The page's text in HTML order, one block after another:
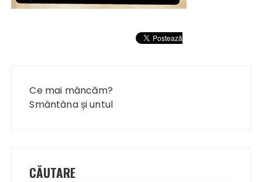
articole
Ce mai mâncăm?
Smântâna și untul
CĂUTARE